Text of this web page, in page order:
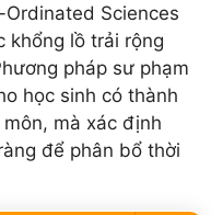
Sciences
khổng lồ trải rộng
pháp sư phạm
học sinh có thành
mà xác định
để phân bổ thời